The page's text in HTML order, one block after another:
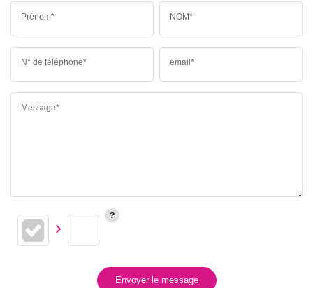
Prénom* NOM*
N° de téléphone* email*
Message*
Envoyer le message